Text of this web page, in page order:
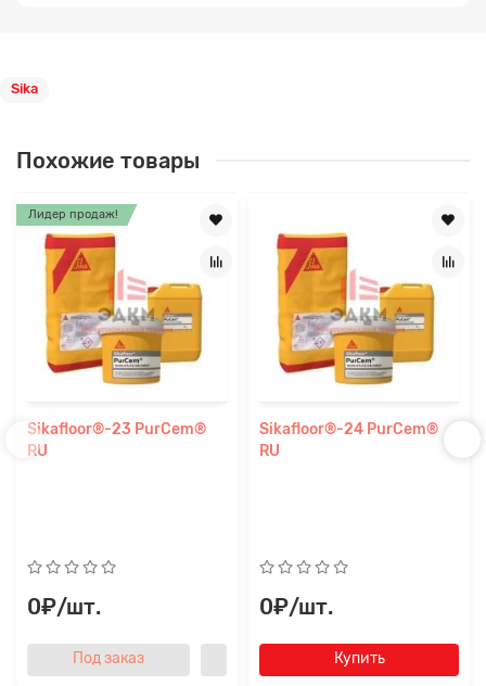
Sika
Похожие товары
Лидер продаж!
Sikafloor®-23 PurCem®
RU
0₽/шт.
Под заказ
Sikafloor®-24 PurCem®
RU
0₽/шт.
Купить